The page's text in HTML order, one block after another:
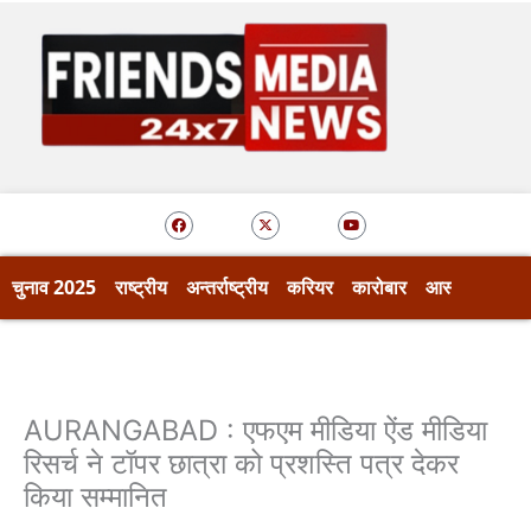
content
F
a
c
e
X
-
t
w
t
t
r
Y
o
u
t
b
e
चुनाव 2025 राष्ट्रीय अन्तर्राष्ट्रीय करियर कारोबार आस्था
AURANGABAD : एफएम मीडिया ऐंड मीडिया
रिसर्च ने टॉपर छात्रा को प्रशस्ति पत्र देकर
किया सम्मानित